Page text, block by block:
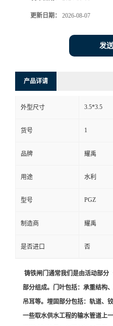
更新日期： 2026-08-07
发
产品详请
外型尺寸 3.5*3.5
货号 1
品牌 耀禹
用途 水利
型号 PGZ
制造商 耀禹
是否进口 否
铸铁闸门通常我们是由活动部分
部分组成。门叶包括：承重结构
吊耳等。埋固部分包括：轨道、
一些取水供水工程的输水管道上